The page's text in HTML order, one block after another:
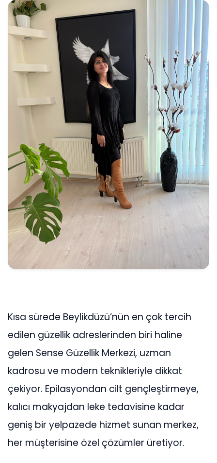
Kısa sürede Beylikdüzü’nün en çok tercih
edilen güzellik adreslerinden biri haline
gelen Sense Güzellik Merkezi, uzman
kadrosu ve modern teknikleriyle dikkat
çekiyor. Epilasyondan cilt gençleştirmeye,
kalıcı makyajdan leke tedavisine kadar
geniş bir yelpazede hizmet sunan merkez,
her müşterisine özel çözümler üretiyor.